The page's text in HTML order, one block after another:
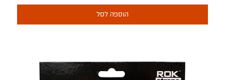
הוספה לסל